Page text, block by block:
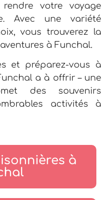
votre voyage
Avec une variété
vous trouverez la
à Funchal.
et préparez-vous à
a à offrir – une
des souvenirs
activités à
à